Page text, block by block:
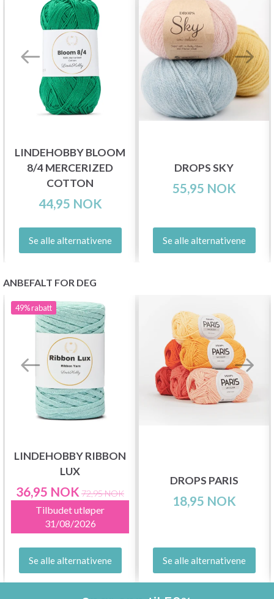
LINDEHOBBY BLOOM
8/4 MERCERIZED
COTTON
44,95 NOK
Se alle alternativene
DROPS SKY
55,95 NOK
Se alle alternativene
ANBEFALT FOR DEG
49%rabatt
LINDEHOBBY RIBBON
LUX
36,95 NOK 72,95 NOK
Tilbudet utløper
31/08/2026
Se alle alternativene
DROPS PARIS
18,95 NOK
Se alle alternativene